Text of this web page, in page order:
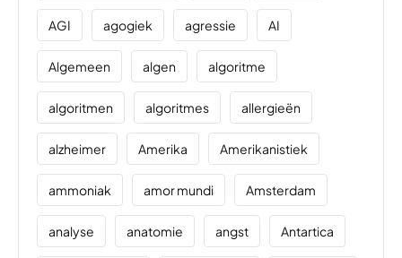
AGI agogiek agressie AI
Algemeen algen algoritme
algoritmen algoritmes allergieën
alzheimer Amerika Amerikanistiek
ammoniak amor mundi Amsterdam
analyse anatomie angst Antartica